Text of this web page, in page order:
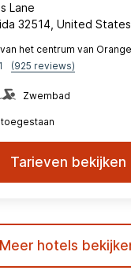
Lane
32514, United States
het centrum van
(925 reviews)
Zwembad
Tarieven bekijken
Meer hotels